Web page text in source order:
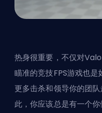
热身很重要，不仅对
瞄准的竞技FPS游戏也
更多击杀和领导你的团
此，你应该总是有一个